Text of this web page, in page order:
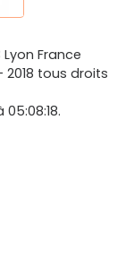
Lyon France
2018 tous droits